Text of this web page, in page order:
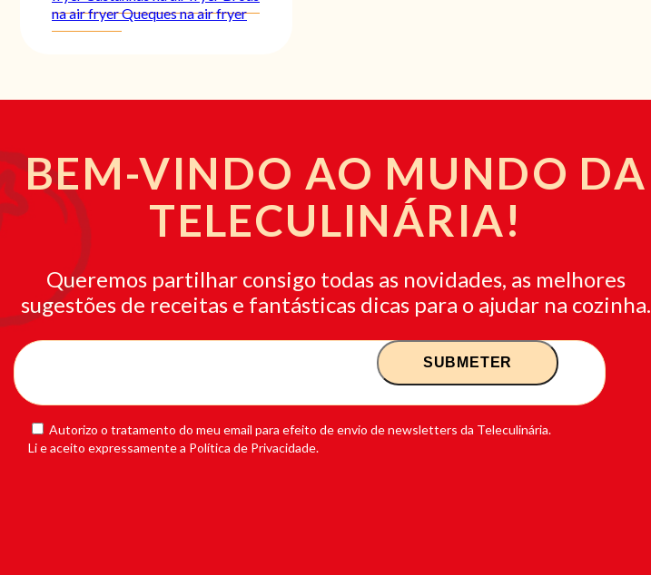
na air fryerQueques na air fryer
BEM-VINDO AO MUNDO DA
TELECULINÁRIA!
Queremos partilhar consigo todas as novidades, as melhores
sugestões de receitas e fantásticas dicas para o ajudar na cozinha.
Autorizo o tratamento do meu email para efeito de envio de newsletters da Teleculinária.
Li e aceito expressamente a Política de Privacidade.